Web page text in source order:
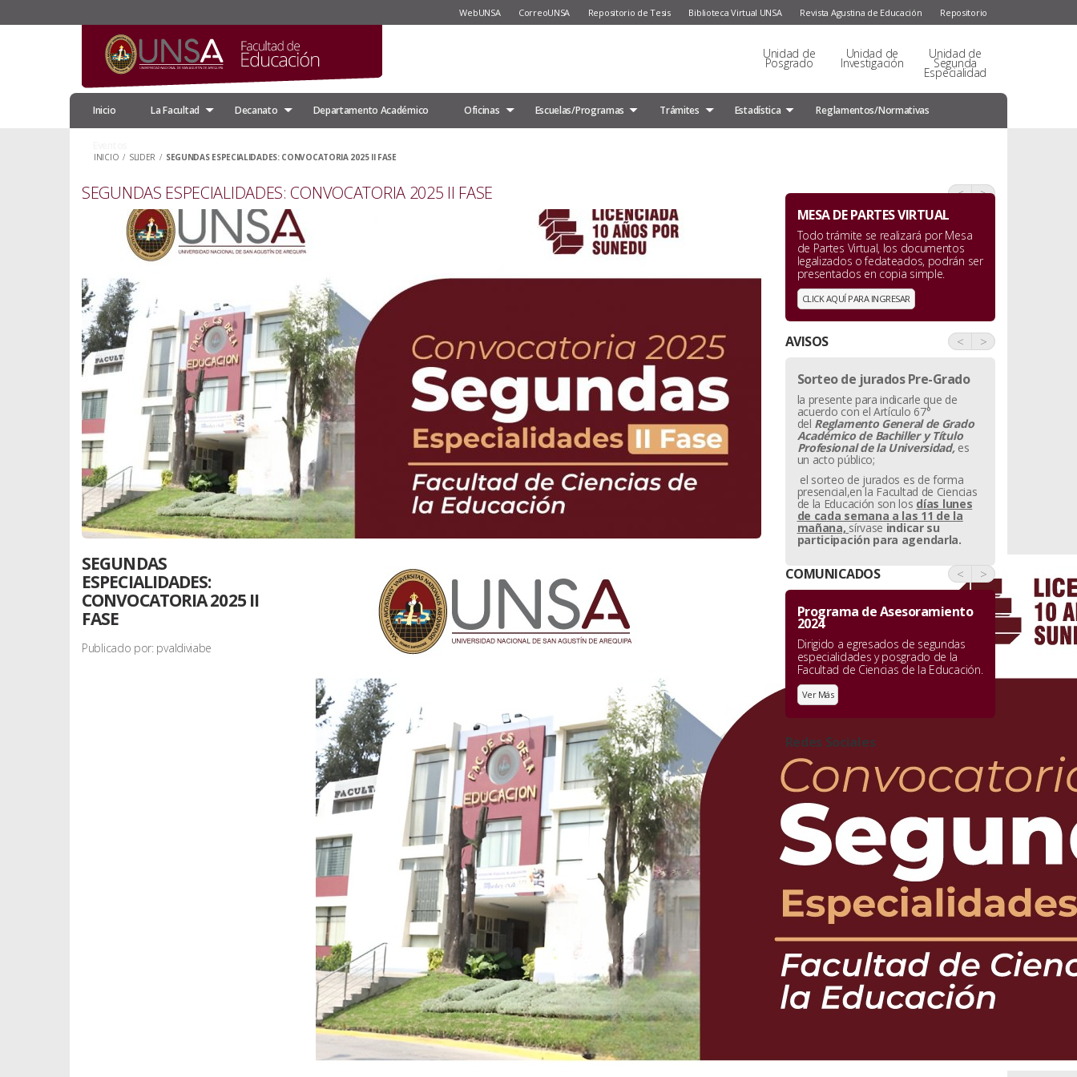
WebUNSA CorreoUNSA Repositorio de Tesis Biblioteca Virtual UNSA Revista Agustina de Educación Repositorio
Unidad de
Posgrado
Unidad de
Investigación
Unidad de
Segunda
Especialidad
Inicio La Facultad Decanato Departamento Académico Oficinas Escuelas/Programas Trámites Estadística Reglamentos/Normativas
INICIO / SLIDER / SEGUNDAS ESPECIALIDADES: CONVOCATORIA 2025 II FASE
SEGUNDAS ESPECIALIDADES: CONVOCATORIA 2025 II FASE
SEGUNDAS
ESPECIALIDADES:
CONVOCATORIA 2025 II
FASE
Publicado por: pvaldiviabe
< >
MESA DE PARTES VIRTUAL
Todo trámite se realizará por Mesa
de Partes Virtual, los documentos
legalizados o fedateados, podrán ser
presentados en copia simple.
CLICK AQUÍ PARA INGRESAR
AVISOS < >
Sorteo de jurados Pre-Grado
la presente para indicarle que de
acuerdo con el Artículo 67°
del Reglamento General de Grado
Académico de Bachiller yTítulo
Profesional de la Universidad, es
un acto público;
el sorteo de jurados es de forma
presencial,en la Facultad de Ciencias
de la Educación son los días lunes
de cada semana a las 11 de la
mañana, sírvase indicar su
participación para agendarla.
COMUNICADOS < >
Programa de Asesoramiento
2024
Dirigido a egresados de segundas
especialidades y posgrado de la
Facultad de Ciencias de la Educación.
Ver Más
Redes Sociales